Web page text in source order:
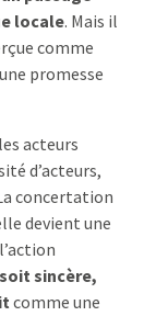
locale. Mais il
comme
promesse
acteurs
d’acteurs,
concertation
devient une
sincère,
comme une